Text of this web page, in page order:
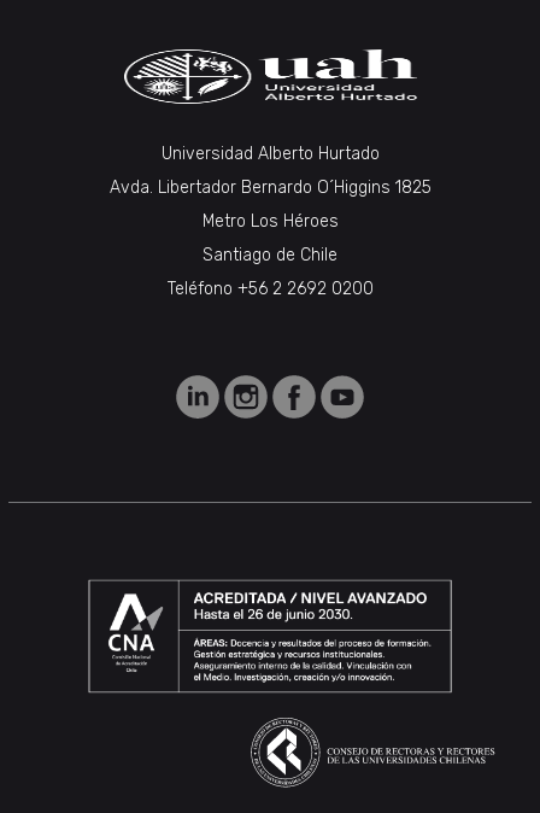
Universidad Alberto Hurtado
Avda. Libertador Bernardo O´Higgins 1825
Metro Los Héroes
Santiago de Chile
Teléfono +56 2 2692 0200